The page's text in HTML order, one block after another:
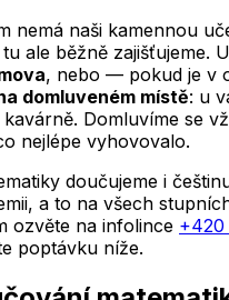
nemá naši kamennou
ale běžně zajišťujeme.
, nebo — pokud je v
domluveném místě: u
Domluvíme se
nejlépe vyhovovalo.
doučujeme i
a to na všech
ozvěte na infolince +420
poptávku níže.